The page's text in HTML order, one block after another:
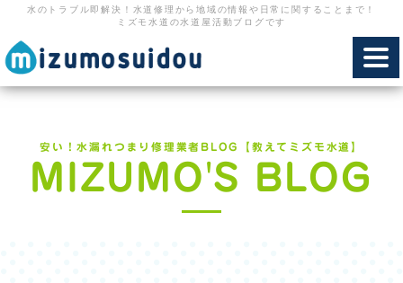
水のトラブル即解決！水道修理から地域の情報や日常に関することまで！
ミズモ水道の水道屋活動ブログです
安い！水漏れつまり修理業者BLOG【教えてミズモ水道】
MIZUMO'S BLOG